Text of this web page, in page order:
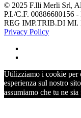
© 2025 F.lli Merli Srl,
P.I./C.F. 00886680156
REG IMP.TRIB.DI MI.
Privacy Policy
Utilizziamo i cookie per
esperienza sul nostro
assumiamo che tu ne sia